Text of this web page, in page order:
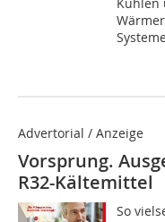
Kühlen
Advertorial / Anzeige
Vorsprung.
R32-Kältemittel
So